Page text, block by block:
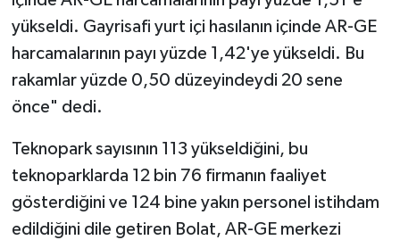
yükseldi. Gayrisafi yurt içi hasılanın içinde AR-GE
harcamalarının payı yüzde 1,42'ye yükseldi. Bu
rakamlar yüzde 0,50 düzeyindeydi 20 sene
önce" dedi.
Teknopark sayısının 113 yükseldiğini, bu
teknoparklarda 12 bin 76 firmanın faaliyet
gösterdiğini ve 124 bine yakın personel istihdam
edildiğini dile getiren Bolat, AR-GE merkezi